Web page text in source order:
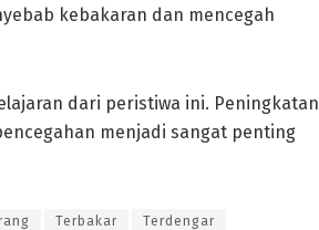
kebakaran dan mencegah
dari peristiwa ini. Peningkatan
menjadi sangat penting
Terbakar Terdengar